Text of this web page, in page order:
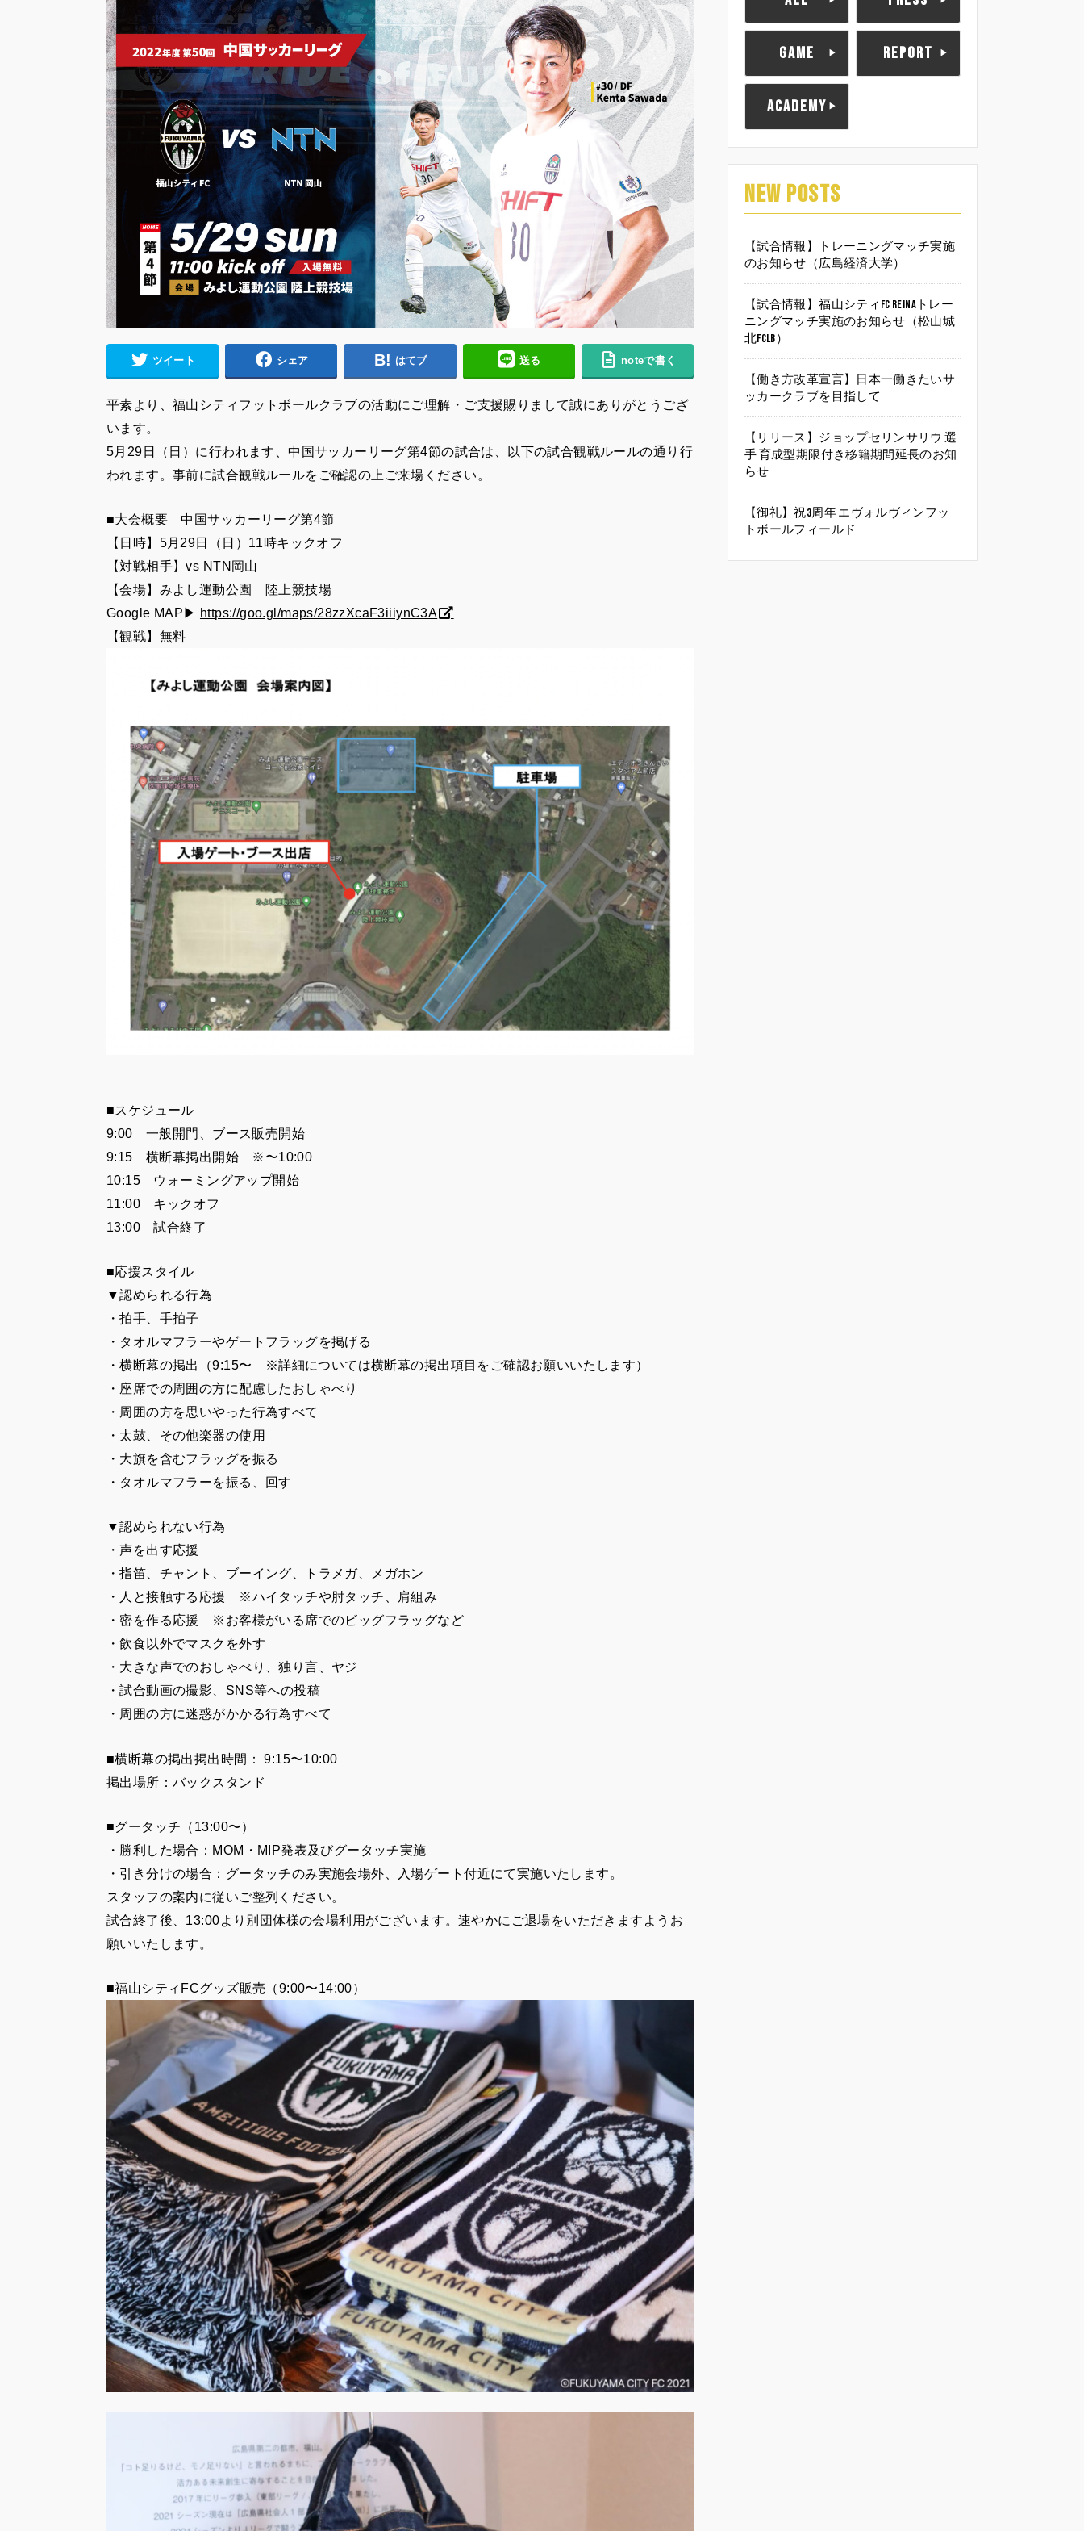
ツイート シェア はてブ 送る noteで書く
平素より、福山シティフットボールクラブの活動にご理解・ご支援賜りまして誠にありがとうござ
います。
5月29日（日）に行われます、中国サッカーリーグ第4節の試合は、以下の試合観戦ルールの通り行
われます。事前に試合観戦ルールをご確認の上ご来場ください。
■大会概要 中国サッカーリーグ第4節
【日時】5月29日（日）11時キックオフ
【対戦相手】vs NTN岡山
【会場】みよし運動公園 陸上競技場
Google MAP▶︎ https://goo.gl/maps/28zzXcaF3iiiynC3A
【観戦】無料
■スケジュール
9:00 一般開門、ブース販売開始
9:15 横断幕掲出開始 ※〜10:00
10:15 ウォーミングアップ開始
11:00 キックオフ
13:00 試合終了
■応援スタイル
▼認められる行為
・拍手、手拍子
・タオルマフラーやゲートフラッグを掲げる
・横断幕の掲出（9:15〜 ※詳細については横断幕の掲出項目をご確認お願いいたします）
・座席での周囲の方に配慮したおしゃべり
・周囲の方を思いやった行為すべて
・太鼓、その他楽器の使用
・大旗を含むフラッグを振る
・タオルマフラーを振る、回す
▼認められない行為
・声を出す応援
・指笛、チャント、ブーイング、トラメガ、メガホン
・人と接触する応援 ※ハイタッチや肘タッチ、肩組み
・密を作る応援 ※お客様がいる席でのビッグフラッグなど
・飲食以外でマスクを外す
・大きな声でのおしゃべり、独り言、ヤジ
・試合動画の撮影、SNS等への投稿
・周囲の方に迷惑がかかる行為すべて
■横断幕の掲出掲出時間： 9:15〜10:00
掲出場所：バックスタンド
■グータッチ（13:00〜）
・勝利した場合：MOM・MIP発表及びグータッチ実施
・引き分けの場合：グータッチのみ実施会場外、入場ゲート付近にて実施いたします。
スタッフの案内に従いご整列ください。
試合終了後、13:00より別団体様の会場利用がございます。速やかにご退場をいただきますようお
願いいたします。
■福山シティFCグッズ販売（9:00〜14:00）
GAME REPORT
ACADEMY
NEW POSTS
【試合情報】トレーニングマッチ実施
のお知らせ（広島経済大学）
【試合情報】福山シティFC Reinaトレー
ニングマッチ実施のお知らせ（松山城
北FCLB）
【働き方改革宣言】日本一働きたいサ
ッカークラブを目指して
【リリース】ジョップセリンサリウ 選
手 育成型期限付き移籍期間延長のお知
らせ
【御礼】祝3周年 エヴォルヴィンフッ
トボールフィールド